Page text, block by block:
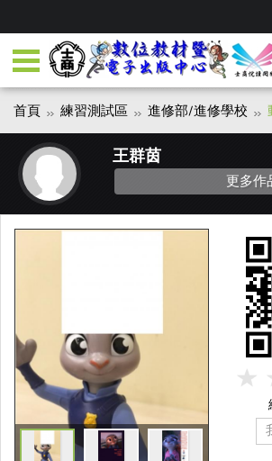
首頁 練習測試區 進修部/進修學校
王群茵
更多作